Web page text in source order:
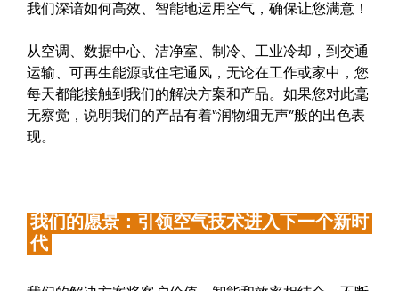
我们深谙如何高效、智能地运用空气，确保让您满意！
从空调、数据中心、洁净室、制冷、工业冷却，到交通
运输、可再生能源或住宅通风，无论在工作或家中，您
每天都能接触到我们的解决方案和产品。如果您对此毫
无察觉，说明我们的产品有着“润物细无声”般的出色表
现。
我们的愿景：引领空气技术进入下一个新时
代